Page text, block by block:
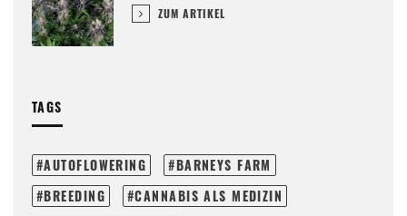
ZUM ARTIKEL
TAGS
AUTOFLOWERING
BARNEYS FARM
BREEDING
CANNABIS ALS MEDIZIN